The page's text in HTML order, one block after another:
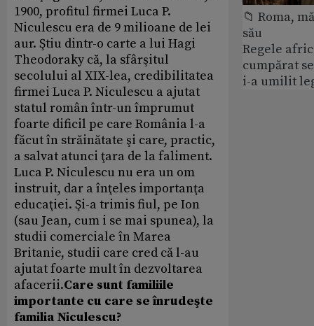
1900, profitul firmei Luca P.
Niculescu era de 9 milioane de lei
aur. Ştiu dintr-o carte a lui Hagi
Theodoraky că, la sfârşitul
secolului al XIX-lea, credibilitatea
firmei Luca P. Niculescu a ajutat
statul român într-un împrumut
foarte dificil pe care România l-a
făcut în străinătate şi care, practic,
a salvat atunci ţara de la faliment.
Luca P. Niculescu nu era un om
instruit, dar a înţeles importanţa
educaţiei. Şi-a trimis fiul, pe Ion
(sau Jean, cum i se mai spunea), la
studii comerciale în Marea
Britanie, studii care cred că l-au
ajutat foarte mult în dezvoltarea
afacerii.Care sunt familiile
importante cu care se înrudeşte
familia Niculescu?
📁 Roma,
său
Regele
cumpărat
i-a umilit